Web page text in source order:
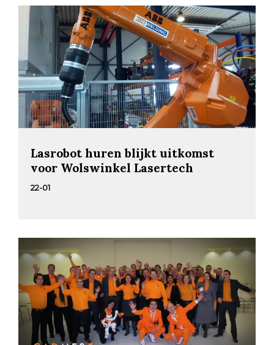
Lasrobot huren blijkt uitkomst
voor Wolswinkel Lasertech
22-01